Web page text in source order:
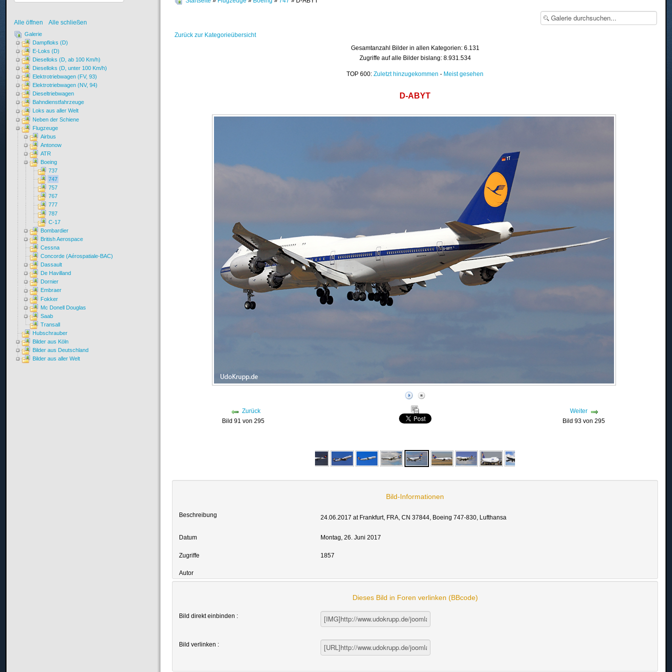
Zurück zur Kategorieübersicht
Gesamtanzahl Bilder in allen Kategorien: 6.131
Zugriffe auf alle Bilder bislang: 8.931.534
TOP 600:Zuletzt hinzugekommen - Meist gesehen
D-ABYT
Zurück
Bild 91 von 295
Weiter
Bild 93 von 295
Bild-Informationen
Beschreibung 24.06.2017 at Frankfurt, FRA, CN 37844, Boeing 747-830, Lufthansa
Datum Montag, 26. Juni 2017
Zugriffe 1857
Autor
Dieses Bild in Foren verlinken (BBcode)
Bild direkt einbinden :
Bild verlinken :
Alle öffnen Alle schließen
Galerie
Dampfloks (D)
E-Loks (D)
Dieselloks (D, ab 100 Km/h)
Dieselloks (D, unter 100 Km/h)
Elektrotriebwagen (FV, 93)
Elektrotriebwagen (NV, 94)
Dieseltriebwagen
Bahndienstfahrzeuge
Loks aus aller Welt
Neben der Schiene
Flugzeuge
Airbus
Antonow
ATR
Boeing
737
747
757
767
777
787
C-17
Bombardier
British Aerospace
Cessna
Concorde (Aérospatiale-BAC)
Dassault
De Havilland
Dornier
Embraer
Fokker
Mc Donell Douglas
Saab
Transall
Hubschrauber
Bilder aus Köln
Bilder aus Deutschland
Bilder aus aller Welt